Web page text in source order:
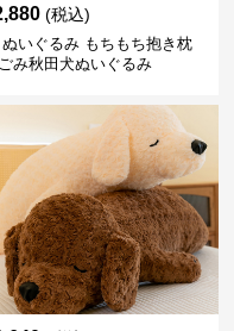
(税込)
いぐるみ もちもち抱き枕
み秋田犬ぬいぐるみ